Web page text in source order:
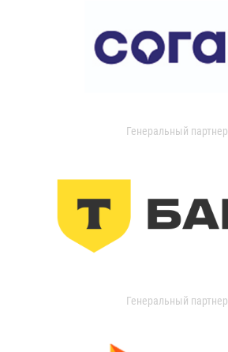
Генеральный партнер
Генеральный партнер